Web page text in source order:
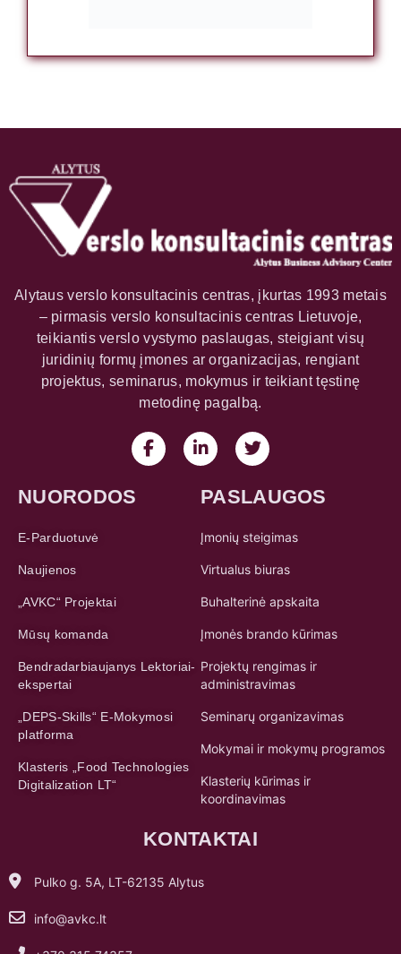
Alytaus verslo konsultacinis centras, įkurtas 1993 metais
– pirmasis verslo konsultacinis centras Lietuvoje,
teikiantis verslo vystymo paslaugas, steigiant visų
juridinių formų įmones ar organizacijas, rengiant
projektus, seminarus, mokymus ir teikiant tęstinę
metodinę pagalbą.
NUORODOS
E-Parduotuvė
Naujienos
„AVKC“ Projektai
Mūsų komanda
Bendradarbiaujanys Lektoriai-
ekspertai
„DEPS-Skills“ E-Mokymosi
platforma
Klasteris „Food Technologies
Digitalization LT“
PASLAUGOS
Įmonių steigimas
Virtualus biuras
Buhalterinė apskaita
Įmonės brando kūrimas
Projektų rengimas ir
administravimas
Seminarų organizavimas
Mokymai ir mokymų programos
Klasterių kūrimas ir
koordinavimas
KONTAKTAI
Pulko g. 5A, LT-62135 Alytus
info@avkc.lt